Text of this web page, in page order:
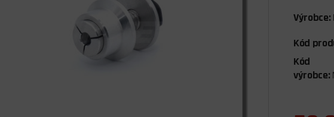
Výrobce:
Kód
Kód
výrobce: